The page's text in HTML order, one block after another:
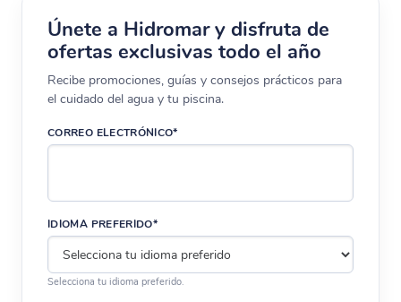
Únete a Hidromar y disfruta de
ofertas exclusivas todo el año
Recibe promociones, guías y consejos prácticos para
el cuidado del agua y tu piscina.
CORREO ELECTRÓNICO*
IDIOMA PREFERIDO*
Selecciona tu idioma preferido.